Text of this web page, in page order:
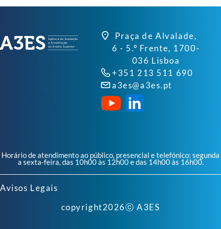
Praça de Alvalade,
6 - 5.º Frente, 1700-
036 Lisboa
+351 213 511 690
a3es@a3es.pt
Horário de atendimento ao público, presencial e telefónico: segunda
a sexta-feira, das 10h00 às 12h00 e das 14h00 às 16h00.
Avisos Legais
copyright2026ⓒ A3ES